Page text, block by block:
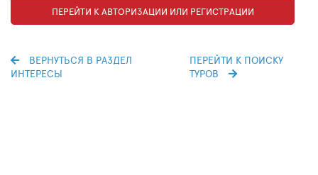
ПЕРЕЙТИ К АВТОРИЗАЦИИ ИЛИ РЕГИСТРАЦИИ
ВЕРНУТЬСЯ В РАЗДЕЛ
ИНТЕРЕСЫ
ПЕРЕЙТИ К ПОИСКУ
ТУРОВ